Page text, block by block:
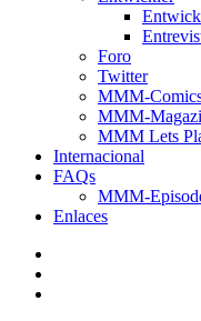
Foro
Twitter
MMM-
MMM-
MMM Lets
Internacional
FAQs
MMM-
Enlaces